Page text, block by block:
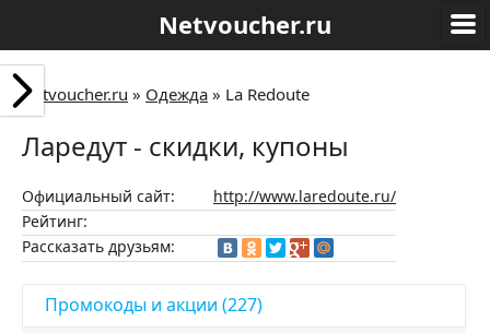
Netvoucher.ru
Netvoucher.ru » Одежда » La Redoute
Ларедут - скидки, купоны
Официальный сайт:
http://www.laredoute.ru/
Рейтинг:
Рассказать друзьям:
Промокоды и акции (227)